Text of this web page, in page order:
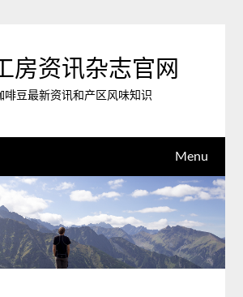
房资讯杂志官网
啡豆最新资讯和产区风味知识
Menu